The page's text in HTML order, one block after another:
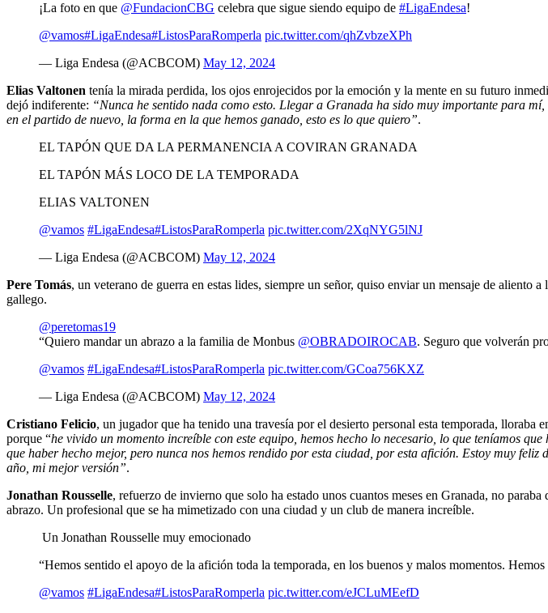
¡La foto en que @FundacionCBG celebra que sigue siendo equipo de #LigaEndesa!
@vamos#LigaEndesa#ListosParaRomperla pic.twitter.com/qhZvbzeXPh
— Liga Endesa (@ACBCOM) May 12, 2024
Elias Valtonen tenía la mirada perdida, los ojos enrojecidos por la emoción y la mente en su futuro
dejó indiferente: “Nunca he sentido nada como esto. Llegar a Granada ha sido muy importante para
en el partido de nuevo, la forma en la que hemos ganado, esto es lo que quiero”.
EL TAPÓN QUE DA LA PERMANENCIA A COVIRAN GRANADA
EL TAPÓN MÁS LOCO DE LA TEMPORADA
ELIAS VALTONEN
@vamos #LigaEndesa#ListosParaRomperla pic.twitter.com/2XqNYG5lNJ
— Liga Endesa (@ACBCOM) May 12, 2024
Pere Tomás, un veterano de guerra en estas lides, siempre un señor, quiso enviar un mensaje de
gallego.
@peretomas19
“Quiero mandar un abrazo a la familia de Monbus @OBRADOIROCAB. Seguro que volverán
@vamos #LigaEndesa#ListosParaRomperla pic.twitter.com/GCoa756KXZ
— Liga Endesa (@ACBCOM) May 12, 2024
Cristiano Felicio, un jugador que ha tenido una travesía por el desierto personal esta temporada,
porque “he vivido un momento increíble con este equipo, hemos hecho lo necesario, lo que teníamos
que haber hecho mejor, pero nunca nos hemos rendido por esta ciudad, por esta afición. Estoy muy
año, mi mejor versión”.
Jonathan Rousselle, refuerzo de invierno que solo ha estado unos cuantos meses en Granada, no
abrazo. Un profesional que se ha mimetizado con una ciudad y un club de manera increíble.
Un Jonathan Rousselle muy emocionado
“Hemos sentido el apoyo de la afición toda la temporada, en los buenos y malos momentos.
@vamos #LigaEndesa#ListosParaRomperla pic.twitter.com/eJCLuMEefD